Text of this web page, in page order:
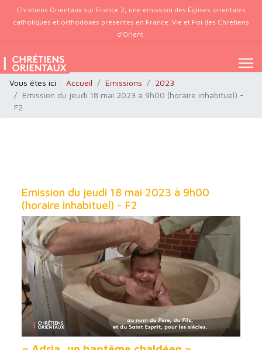
Chrétiens Orientaux sur France 2, une émission des Églises orientales
catholiques et orthodoxes présentes en France. Vie et Foi des Chrétiens
d’Orient.
Vous êtes ici : Accueil Emissions
2023
Emission du jeudi 18 mai 2023 à 9h00 (horaire inhabituel) -
F2
Emission du jeudi 18 mai 2023 à 9h00
(horaire inhabituel) - F2